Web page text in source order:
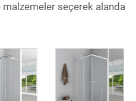
malzemeler seçerek alanda